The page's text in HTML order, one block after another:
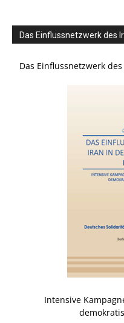
Das Einflussnetzwerk des
Das Einflussnetzwerk
Intensive